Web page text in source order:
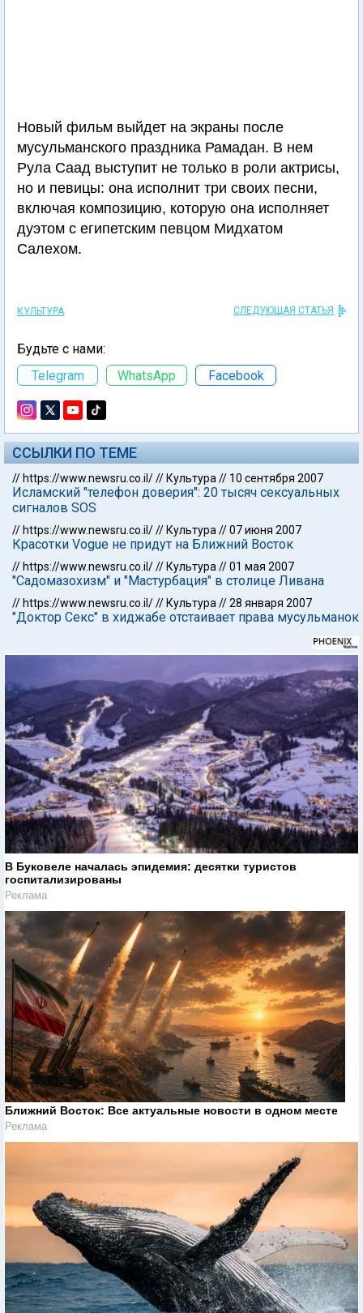
Новый фильм выйдет на экраны после
мусульманского праздника Рамадан. В нем
Рула Саад выступит не только в роли актрисы,
но и певицы: она исполнит три своих песни,
включая композицию, которую она исполняет
дуэтом с египетским певцом Мидхатом
Салехом.
КУЛЬТУРА СЛЕДУЮЩАЯ СТАТЬЯ
Будьте с нами:
Telegram
WhatsApp Facebook
ССЫЛКИ ПО ТЕМЕ
// https://www.newsru.co.il/// Культура // 10 сентября 2007
Исламский "телефон доверия": 20 тысяч сексуальных
сигналов SOS
// https://www.newsru.co.il/// Культура //07 июня 2007
Красотки Vogue не придут на Ближний Восток
// https://www.newsru.co.il/// Культура //01 мая 2007
"Садомазохизм" и "Мастурбация" в столице Ливана
// https://www.newsru.co.il/// Культура //28 января 2007
"Доктор Секс" в хиджабе отстаивает права мусульманок
В Буковеле началась эпидемия: десятки туристов
госпитализированы
Реклама
Ближний Восток: Все актуальные новости в одном месте
Реклама